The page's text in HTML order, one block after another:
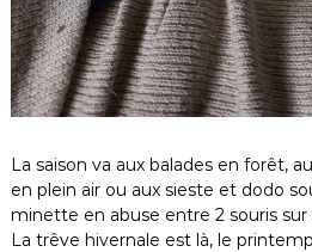
La saison va aux balades en forêt,
en plein air ou aux sieste et dodo
minette en abuse entre 2 souris sur
La trêve hivernale est là, le